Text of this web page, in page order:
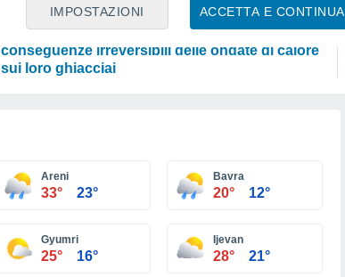
ACCETTA E CONTINUA
IMPOSTAZIONI
ATTUALITÀ
Le Alpi stanno morendo: queste sono le
conseguenze irreversibili delle ondate di calore
sui loro ghiacciai
Areni
33° 23°
Bavra
20° 12°
Gyumri
25° 16°
Ijevan
28° 21°